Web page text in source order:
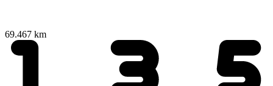
69.467 km